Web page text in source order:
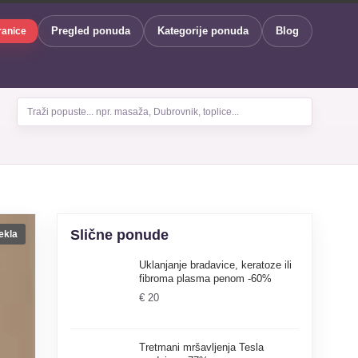
Pregled ponuda Kategorije ponuda Blog
Traži popuste... npr. masaža, Dubrovnik, toplice...
Slične ponude
Uklanjanje bradavice, keratoze ili
fibroma plasma penom -60%
€ 20
Tretmani mršavljenja Tesla